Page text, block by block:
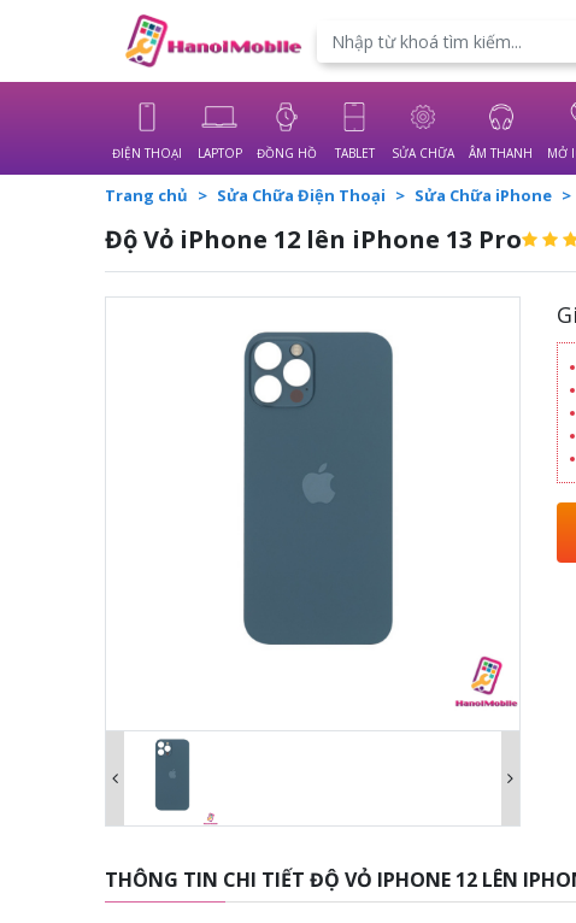
Translate
ĐIỆN THOẠI LAPTOP ĐỒNG HỒ TABLET SỬA CHỮA ÂM THANH MỞ
Trang chủ Sửa Chữa Điện Thoại Sửa Chữa iPhone
Độ Vỏ iPhone 12 lên iPhone 13 Pro
THÔNG TIN CHI TIẾT ĐỘ VỎ IPHONE 12 LÊN